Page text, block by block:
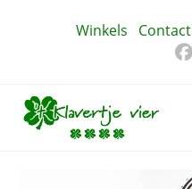
Winkels Contact